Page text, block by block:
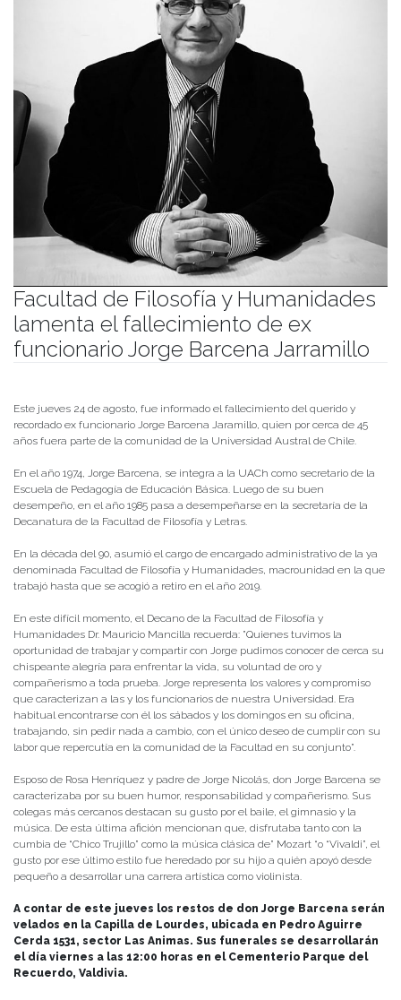
Facultad de Filosofía y Humanidades
lamenta el fallecimiento de ex
funcionario Jorge Barcena Jarramillo
Este jueves 24 de agosto, fue informado el fallecimiento del querido y
recordado ex funcionario Jorge Barcena Jaramillo, quien por cerca de 45
años fuera parte de la comunidad de la Universidad Austral de Chile.
En el año 1974, Jorge Barcena, se integra a la UACh como secretario de la
Escuela de Pedagogía de Educación Básica. Luego de su buen
desempeño, en el año 1985 pasa a desempeñarse en la secretaría de la
Decanatura de la Facultad de Filosofía y Letras.
En la década del 90, asumió el cargo de encargado administrativo de la ya
denominada Facultad de Filosofía y Humanidades, macrounidad en la que
trabajó hasta que se acogió a retiro en el año 2019.
En este difícil momento, el Decano de la Facultad de Filosofía y
Humanidades Dr. Mauricio Mancilla recuerda: ”Quienes tuvimos la
oportunidad de trabajar y compartir con Jorge pudimos conocer de cerca su
chispeante alegría para enfrentar la vida, su voluntad de oro y
compañerismo a toda prueba. Jorge representa los valores y compromiso
que caracterizan a las y los funcionarios de nuestra Universidad. Era
habitual encontrarse con él los sábados y los domingos en su oficina,
trabajando, sin pedir nada a cambio, con el único deseo de cumplir con su
labor que repercutía en la comunidad de la Facultad en su conjunto”.
Esposo de Rosa Henríquez y padre de Jorge Nicolás, don Jorge Barcena se
caracterizaba por su buen humor, responsabilidad y compañerismo. Sus
colegas más cercanos destacan su gusto por el baile, el gimnasio y la
música. De esta última afición mencionan que, disfrutaba tanto con la
cumbia de “Chico Trujillo” como la música clásica de” Mozart “o “Vivaldi”, el
gusto por ese último estilo fue heredado por su hijo a quién apoyó desde
pequeño a desarrollar una carrera artística como violinista.
A contar de este jueves los restos de don Jorge Barcena serán
velados en la Capilla de Lourdes, ubicada en Pedro Aguirre
Cerda 1531, sector Las Animas. Sus funerales se desarrollarán
el día viernes a las 12:00 horas en el Cementerio Parque del
Recuerdo, Valdivia.